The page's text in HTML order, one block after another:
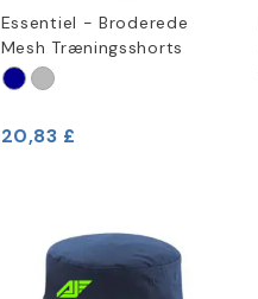
Essentiel - Broderede
Mesh Træningsshorts
20,83 £